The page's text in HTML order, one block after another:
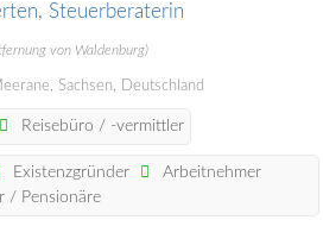
Steuerberaterin
von Waldenburg)
Sachsen, Deutschland
Reisebüro / -vermittler
Existenzgründer
Arbeitnehmer
/ Pensionäre